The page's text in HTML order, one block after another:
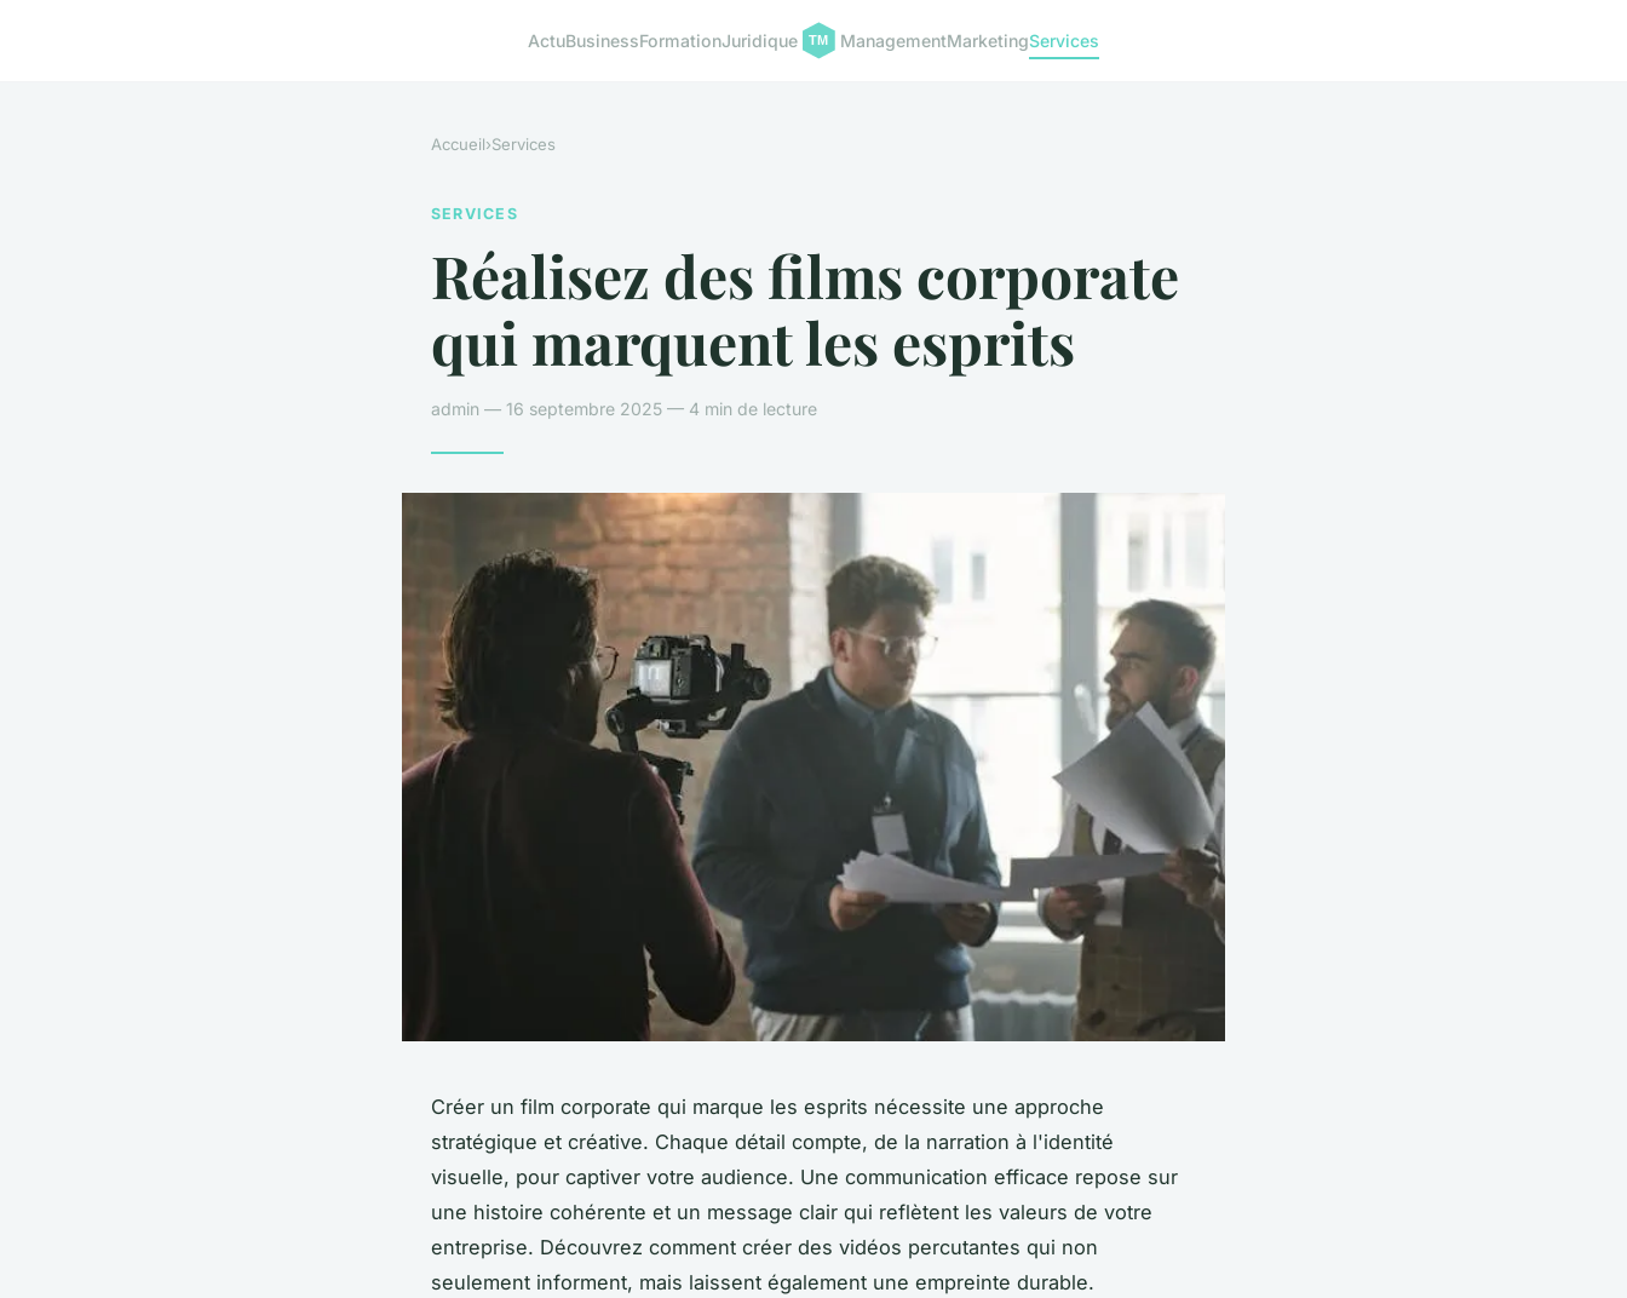
ActuBusinessFormationJuridique ManagementMarketingServices
Accueil›Services
SERVICES
Réalisez des films corporate
qui marquent les esprits
admin — 16 septembre 2025 — 4 min de lecture
Créer un film corporate qui marque les esprits nécessite une approche
stratégique et créative. Chaque détail compte, de la narration à l'identité
visuelle, pour captiver votre audience. Une communication efficace repose sur
une histoire cohérente et un message clair qui reflètent les valeurs de votre
entreprise. Découvrez comment créer des vidéos percutantes qui non
seulement informent, mais laissent également une empreinte durable.